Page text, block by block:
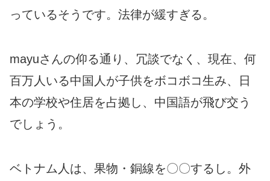
っているそうです。法律が緩すぎる。
mayuさんの仰る通り、冗談でなく、現在、何
百万人いる中国人が子供をボコボコ生み、日
本の学校や住居を占拠し、中国語が飛び交う
でしょう。
ベトナム人は、果物・銅線を〇〇するし。外